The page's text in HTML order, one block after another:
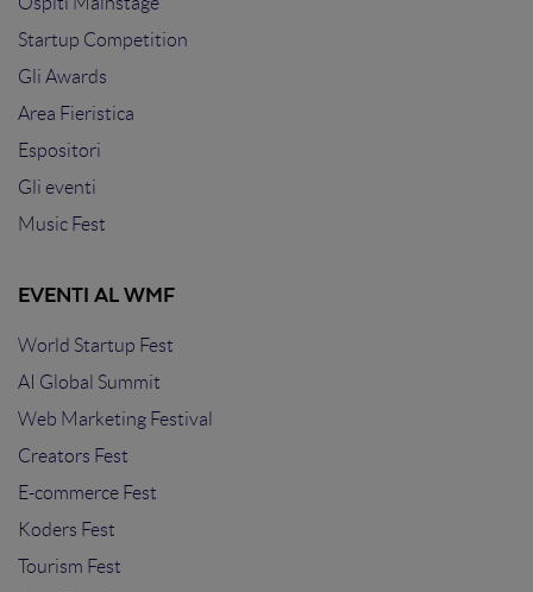
Startup Competition
Gli Awards
Area Fieristica
Espositori
Gli eventi
Music Fest
EVENTI AL WMF
World Startup Fest
AI Global Summit
Web Marketing Festival
Creators Fest
E-commerce Fest
Koders Fest
Tourism Fest